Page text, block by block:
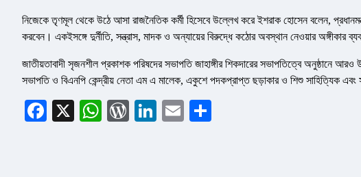
নিজেকে তৃণমূল থেকে উঠে আসা রাজনৈতিক কর্মী হিসেবে উল্লেখ করে ইশরাক হোসেন বলেন,
করবেন। একইসঙ্গে দুর্নীতি, সন্ত্রাস, মাদক ও অন্যায়ের বিরুদ্ধে কঠোর অবস্থান নেওয়ার অঙ্গীকার
জাতীয়তাবাদী সৃজনশীল প্রকাশক পরিষদের সভাপতি জাহাঙ্গীর শিকদারের সভাপতিত্বে অনুষ্ঠানে
সভাপতি ও বিএনপি কেন্দ্রীয় নেতা এম এ মালেক, একুশে পদকপ্রাপ্ত ছড়াকার ও শিশু সাহিত্যিক
Facebook
X WhatsApp
WordPress
LinkedIn
Email